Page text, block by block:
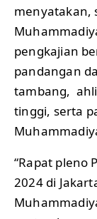
menyatakan,
pengkajian
pandangan
tambang,
tinggi, serta
“Rapat pleno
2024 di